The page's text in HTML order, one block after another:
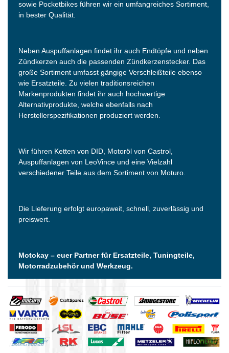
sowie Pocketbikes führen wir ein umfangreiches Sortiment,
in bester Qualität.
Neben Auspuffanlagen findet ihr auch Endtöpfe und neben
Zündkerzen auch die passenden Zündkerzenstecker. Das
große Sortiment umfasst gängige Verschleißteile ebenso
wie Ersatzteile. Zu vielen traditionsreichen
Markenprodukten findet ihr auch hochwertige
Alternativprodukte, welche ebenfalls nach
Herstellerspezifikationen produziert werden.
Wir führen Ketten von DID, Motoröl von Castrol,
Auspuffanlagen von LeoVince und eine Vielzahl
verschiedener Teile aus dem Sortiment von Moturo.
Die Lieferung erfolgt europaweit, schnell, zuverlässig und
preiswert.
Motokay – euer Partner für Ersatzteile, Tuningteile,
Motorradzubehör und Werkzeug.